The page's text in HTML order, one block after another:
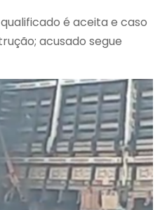
é aceita e caso
acusado segue